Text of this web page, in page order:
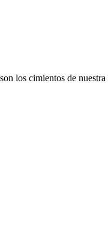
los cimientos de nuestra